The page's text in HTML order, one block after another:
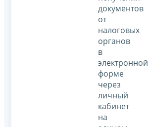
документов
от
налоговых
органов
в
электронной
форме
через
личный
кабинет
на